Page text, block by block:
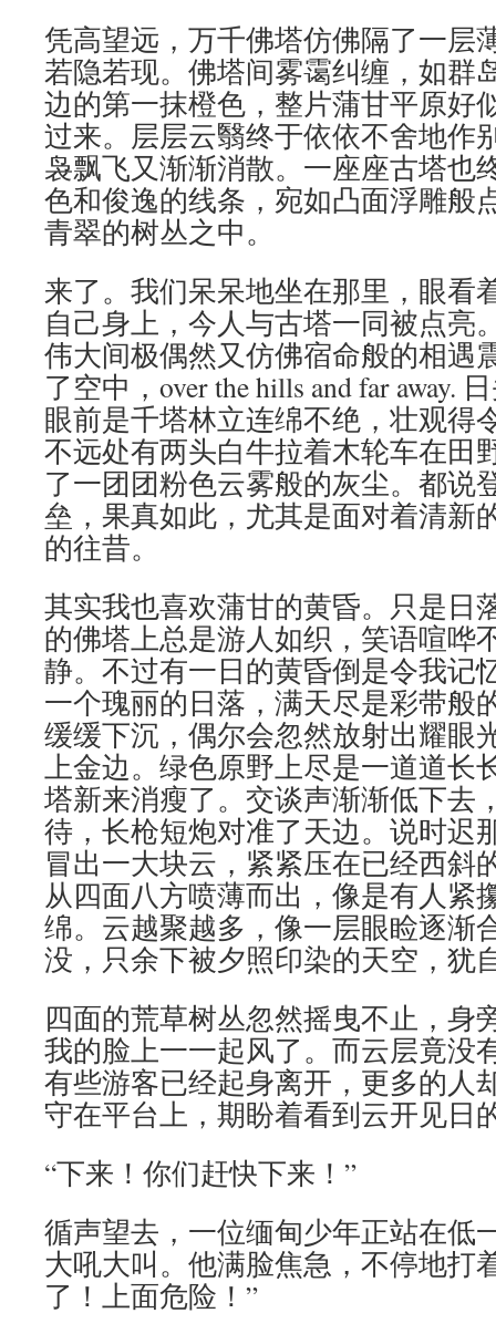
凭高望远，万千佛塔仿佛隔了一层
若隐若现。佛塔间雾霭纠缠，如群
边的第一抹橙色，整片蒲甘平原好
过来。层层云翳终于依依不舍地作
袅飘飞又渐渐消散。一座座古塔也
色和俊逸的线条，宛如凸面浮雕般
青翠的树丛之中。
来了。我们呆呆地坐在那里，眼看
自己身上，今人与古塔一同被点亮
伟大间极偶然又仿佛宿命般的相遇
了空中，over the hills and far away.
眼前是千塔林立连绵不绝，壮观得
不远处有两头白牛拉着木轮车在田
了一团团粉色云雾般的灰尘。都说
垒，果真如此，尤其是面对着清新
的往昔。
其实我也喜欢蒲甘的黄昏。只是日
的佛塔上总是游人如织，笑语喧哗
静。不过有一日的黄昏倒是令我记
一个瑰丽的日落，满天尽是彩带般
缓缓下沉，偶尔会忽然放射出耀眼
上金边。绿色原野上尽是一道道长
塔新来消瘦了。交谈声渐渐低下去
待，长枪短炮对准了天边。说时迟
冒出一大块云，紧紧压在已经西斜
从四面八方喷薄而出，像是有人紧
绵。云越聚越多，像一层眼睑逐渐
没，只余下被夕照印染的天空，犹
四面的荒草树丛忽然摇曳不止，身
我的脸上一一起风了。而云层竟没
有些游客已经起身离开，更多的人
守在平台上，期盼着看到云开见日
“下来！你们赶快下来！”
循声望去，一位缅甸少年正站在低
大吼大叫。他满脸焦急，不停地打
了！上面危险！”